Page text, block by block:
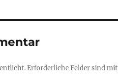
Erforderliche Felder sind mit